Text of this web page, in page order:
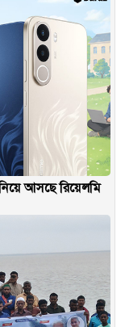
নিয়ে আসছে রিয়েলমি